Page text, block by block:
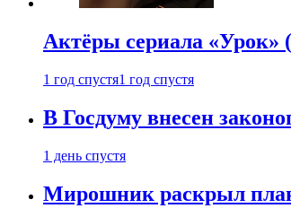
Актёры сериала «Урок»
1 год спустя1 год спустя
В Госдуму внесен
1 день спустя
Мирошник раскрыл